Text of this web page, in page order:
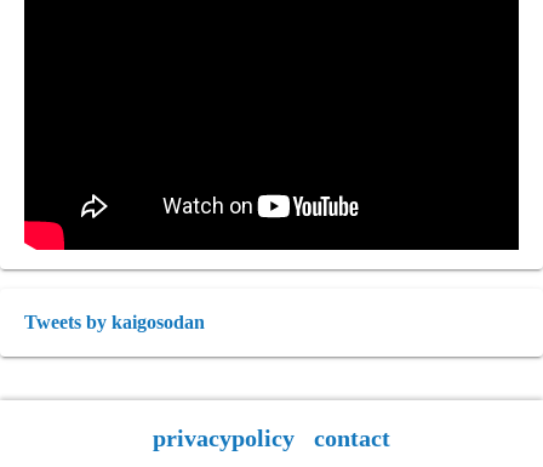
Tweets by kaigosodan
privacypolicy contact